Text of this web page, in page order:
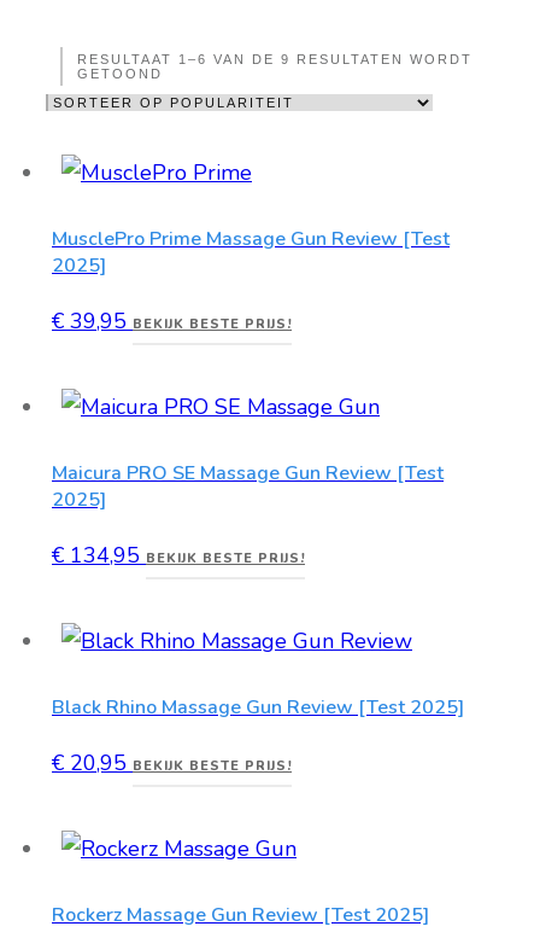
RESULTAAT 1–6 VAN DE 9 RESULTATEN WORDT
GETOOND
MusclePro Prime Massage Gun Review [Test
2025]
€ 39,95 BEKIJK BESTE PRIJS!
Maicura PRO SE Massage Gun Review [Test
2025]
€ 134,95 BEKIJK BESTE PRIJS!
Black Rhino Massage Gun Review [Test 2025]
€ 20,95 BEKIJK BESTE PRIJS!
Rockerz Massage Gun Review [Test 2025]